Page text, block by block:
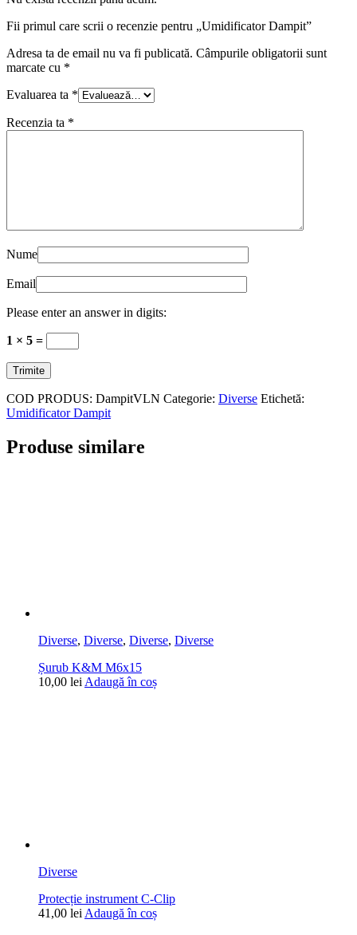
Fii primul care scrii o recenzie pentru „Umidificator Dampit”
Adresa ta de email nu va fi publicată. Câmpurile obligatorii sunt
marcate cu *
Evaluarea ta *
Recenzia ta *
Nume
Email
Please enter an answer in digits:
1 × 5 =
COD PRODUS: DampitVLN Categorie: Diverse Etichetă:
Umidificator Dampit
Produse similare
Diverse, Diverse, Diverse, Diverse
Șurub K&M M6x15
10,00 lei Adaugă în coș
Diverse
Protecție instrument C-Clip
41,00 lei Adaugă în coș